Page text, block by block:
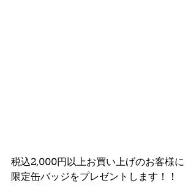
税込2,000円以上お買い上げのお客様に
限定缶バッジをプレゼントします！！